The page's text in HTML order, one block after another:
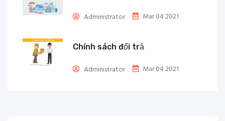
Administrator Mar 04 2021
Chính sách đổi trả
Administrator Mar 04 2021